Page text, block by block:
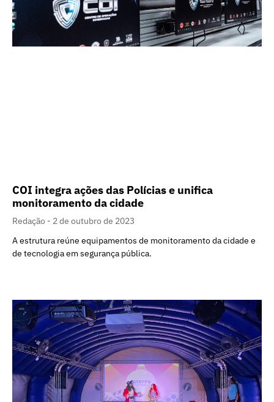
COI integra ações das Polícias e unifica
monitoramento da cidade
Redação
2 de outubro de 2023
A estrutura reúne equipamentos de monitoramento da cidade e
de tecnologia em segurança pública.